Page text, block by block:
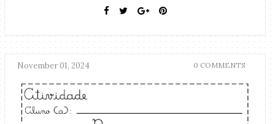
November 01, 2024 0 COMMENTS